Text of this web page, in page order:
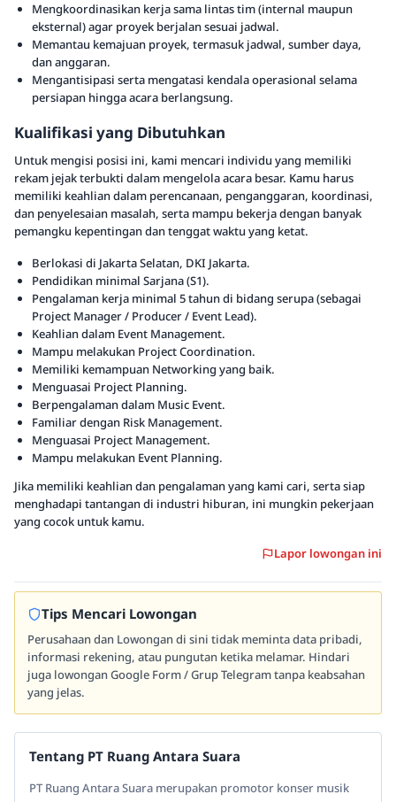
Mengkoordinasikan kerja sama lintas tim (internal maupun
eksternal) agar proyek berjalan sesuai jadwal.
Memantau kemajuan proyek, termasuk jadwal, sumber daya,
dan anggaran.
Mengantisipasi serta mengatasi kendala operasional selama
persiapan hingga acara berlangsung.
Kualifikasi yang Dibutuhkan
Untuk mengisi posisi ini, kami mencari individu yang memiliki
rekam jejak terbukti dalam mengelola acara besar. Kamu harus
memiliki keahlian dalam perencanaan, penganggaran, koordinasi,
dan penyelesaian masalah, serta mampu bekerja dengan banyak
pemangku kepentingan dan tenggat waktu yang ketat.
Berlokasi di Jakarta Selatan, DKI Jakarta.
Pendidikan minimal Sarjana (S1).
Pengalaman kerja minimal 5 tahun di bidang serupa (sebagai
Project Manager / Producer / Event Lead).
Keahlian dalam Event Management.
Mampu melakukan Project Coordination.
Memiliki kemampuan Networking yang baik.
Menguasai Project Planning.
Berpengalaman dalam Music Event.
Familiar dengan Risk Management.
Menguasai Project Management.
Mampu melakukan Event Planning.
Jika memiliki keahlian dan pengalaman yang kami cari, serta siap
menghadapi tantangan di industri hiburan, ini mungkin pekerjaan
yang cocok untuk kamu.
Lapor lowongan ini
Tips Mencari Lowongan
Perusahaan dan Lowongan di sini tidak meminta data pribadi,
informasi rekening, atau pungutan ketika melamar. Hindari
juga lowongan Google Form / Grup Telegram tanpa keabsahan
yang jelas.
Tentang PT Ruang Antara Suara
PT Ruang Antara Suara merupakan promotor konser musik